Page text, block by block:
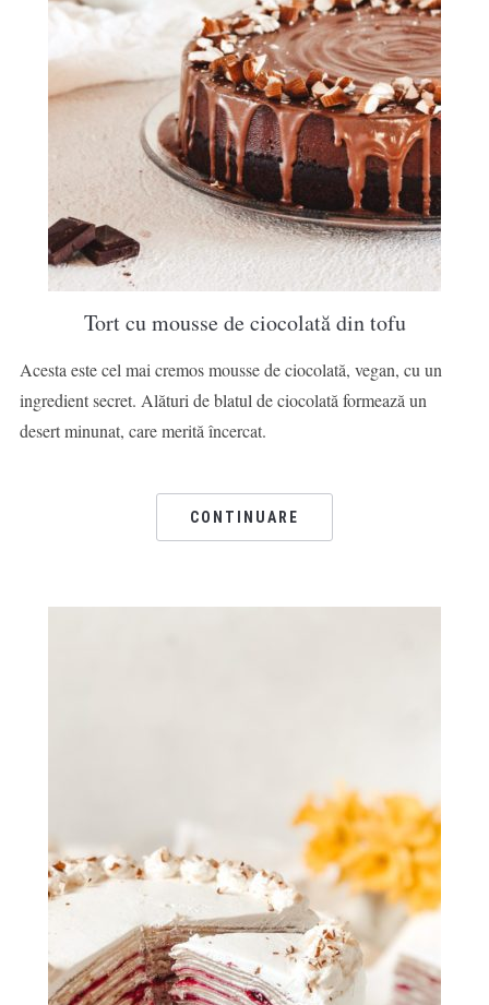
Tort cu mousse de ciocolată din tofu
Acesta este cel mai cremos mousse de ciocolată, vegan, cu un
ingredient secret. Alături de blatul de ciocolată formează un
desert minunat, care merită încercat.
CONTINUARE